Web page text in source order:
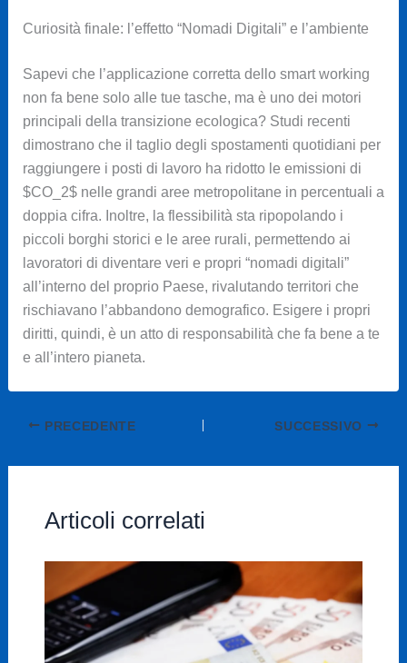
Curiosità finale: l’effetto “Nomadi Digitali” e l’ambiente
Sapevi che l’applicazione corretta dello smart working
non fa bene solo alle tue tasche, ma è uno dei motori
principali della transizione ecologica? Studi recenti
dimostrano che il taglio degli spostamenti quotidiani per
raggiungere i posti di lavoro ha ridotto le emissioni di
$CO_2$nelle grandi aree metropolitane in percentuali a
doppia cifra. Inoltre, la flessibilità sta ripopolando i
piccoli borghi storici e le aree rurali, permettendo ai
lavoratori di diventare veri e propri “nomadi digitali”
all’interno del proprio Paese, rivalutando territori che
rischiavano l’abbandono demografico. Esigere i propri
diritti, quindi, è un atto di responsabilità che fa bene a te
e all’intero pianeta.
PRECEDENTE SUCCESSIVO
Articoli correlati